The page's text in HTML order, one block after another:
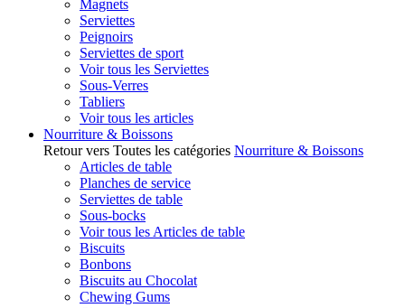
Magnets
Serviettes
Peignoirs
Serviettes de sport
Voir tous les Serviettes
Sous-Verres
Tabliers
Voir tous les articles
Nourriture & Boissons
Retour vers Toutes les catégories Nourriture & Boissons
Articles de table
Planches de service
Serviettes de table
Sous-bocks
Voir tous les Articles de table
Biscuits
Bonbons
Biscuits au Chocolat
Chewing Gums